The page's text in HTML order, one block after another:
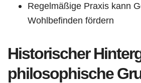
Regelmäßige Praxis kann
Wohlbefinden fördern
Historischer
philosophische